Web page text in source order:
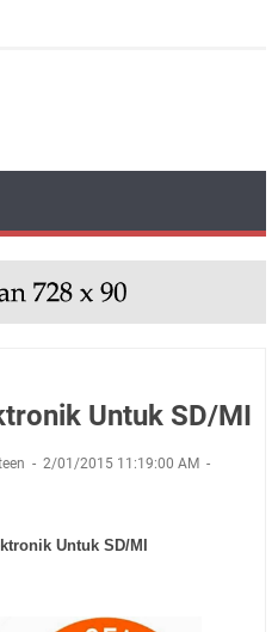
Untuk SD/MI
2/01/2015 11:19:00 AM
Untuk SD/MI